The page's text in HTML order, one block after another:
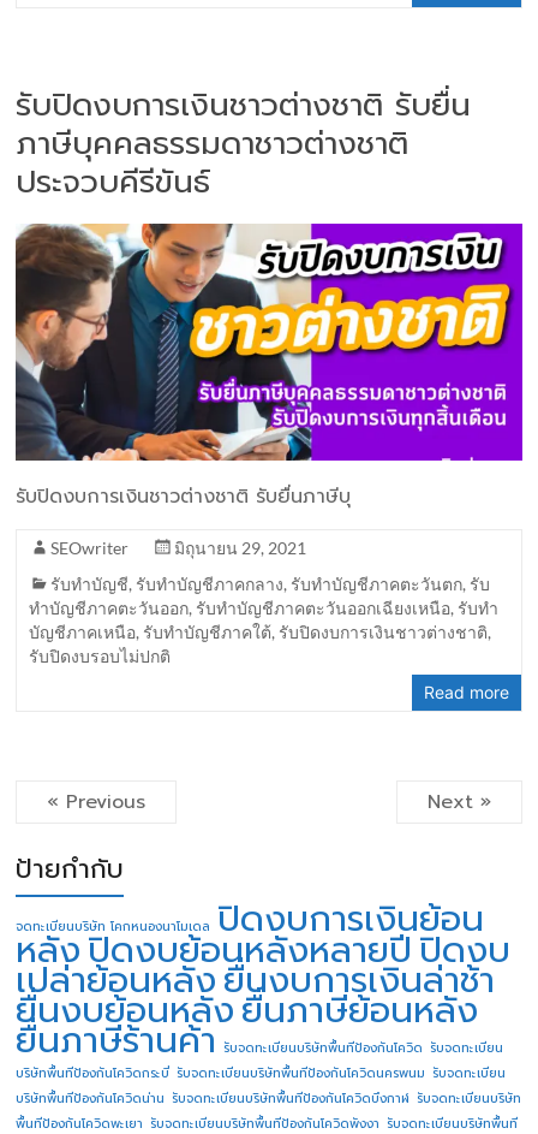
รับปิดงบการเงินชาวต่างชาติ รับยื่น
ภาษีบุคคลธรรมดาชาวต่างชาติ
ประจวบคีรีขันธ์
รับปิดงบการเงินชาวต่างชาติ รับยื่นภาษีบุ
SEOwriter
มิถุนายน 29, 2021
รับทำบัญชี, รับทำบัญชีภาคกลาง, รับทำบัญชีภาคตะวันตก, รับ
ทำบัญชีภาคตะวันออก, รับทำบัญชีภาคตะวันออกเฉียงเหนือ, รับทำ
บัญชีภาคเหนือ, รับทำบัญชีภาคใต้, รับปิดงบการเงินชาวต่างชาติ,
รับปิดงบรอบไม่ปกติ
Read more
« Previous Next »
ป้ายกำกับ
จดทะเบียนบริษัท โคกหนองนาโมเดล ปิดงบการเงินย้อน
หลังปิดงบย้อนหลังหลายปี ปิดงบ
เปล่าย้อนหลังยื่นงบการเงินล่าช้า
ยื่นงบย้อนหลังยื่นภาษีย้อนหลัง
ยื่นภาษีร้านค้า รับจดทะเบียนบริษัทพื้นทีป้องกันโควิด รับจดทะเบียน
บริษัทพื้นทีป้องกันโควิดกระบี่ รับจดทะเบียนบริษัทพื้นทีป้องกันโควิดนครพนม รับจดทะเบียน
บริษัทพื้นทีป้องกันโควิดน่าน รับจดทะเบียนบริษัทพื้นทีป้องกันโควิดบึงกาฬ รับจดทะเบียนบริษัท
พื้นทีป้องกันโควิดพะเยา รับจดทะเบียนบริษัทพื้นทีป้องกันโควิดพังงา รับจดทะเบียนบริษัทพื้นที